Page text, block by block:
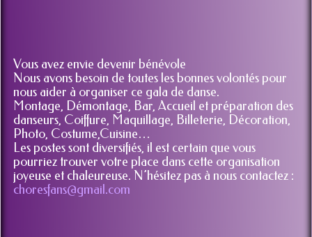
Vous avez envie devenir bénévole
Nous avons besoin de toutes les bonnes volontés pour
nous aider à organiser ce gala de danse.
Montage, Démontage, Bar, Accueil et préparation des
danseurs, Coiffure, Maquillage, Billeterie, Décoration,
Photo, Costume,Cuisine…
Les postes sont diversifiés, il est certain que vous
pourriez trouver votre place dans cette organisation
joyeuse et chaleureuse. N’hésitez pas à nous contactez :
choresfans@gmail.com